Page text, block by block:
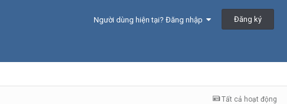
Người dùng hiện tại? Đăng nhập Đăng ký
Tất cả hoạt động